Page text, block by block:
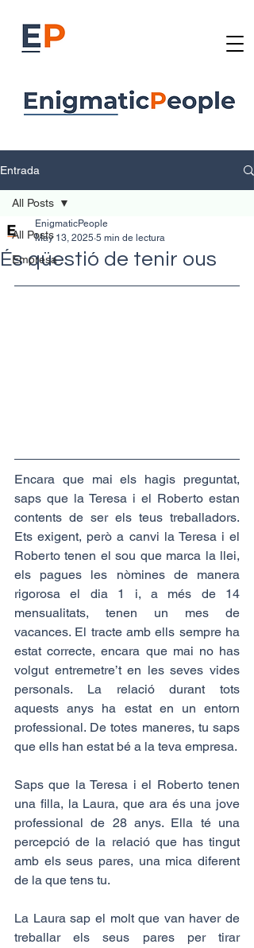
Entrada
All Posts
Empresa
All Posts
És qüestió de tenir ous
EnigmaticPeople
May 13, 2025 5 min de lectura
Encara que mai els hagis preguntat,
saps que la Teresa i el Roberto estan
contents de ser els teus treballadors.
Ets exigent, però a canvi la Teresa i el
Roberto tenen el sou que marca la llei,
els pagues les nòmines de manera
rigorosa el dia 1 i, a més de 14
mensualitats, tenen un mes de
vacances. El tracte amb ells sempre ha
estat correcte, encara que mai no has
volgut entremetre’t en les seves vides
personals. La relació durant tots
aquests anys ha estat en un entorn
professional. De totes maneres, tu saps
que ells han estat bé a la teva empresa.
Saps que la Teresa i el Roberto tenen
una filla, la Laura, que ara és una jove
professional de 28 anys. Ella té una
percepció de la relació que has tingut
amb els seus pares, una mica diferent
de la que tens tu.
La Laura sap el molt que van haver de
treballar els seus pares per tirar